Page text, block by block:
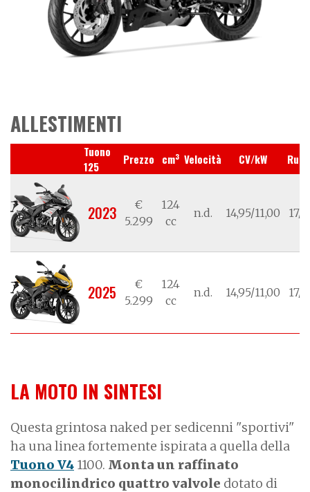
ALLESTIMENTI
Tuono
125
Prezzo cm3 Velocità CV/kW
2023
€
5.299
124
cc
n.d. 14,95/11,00 17/
2025
€
5.299
124
cc
n.d. 14,95/11,00 17/
LA MOTO IN SINTESI
Questa grintosa naked per sedicenni "sportivi"
ha una linea fortemente ispirata a quella della
Tuono V4 1100. Monta un raffinato
monocilindrico quattro valvole dotato di